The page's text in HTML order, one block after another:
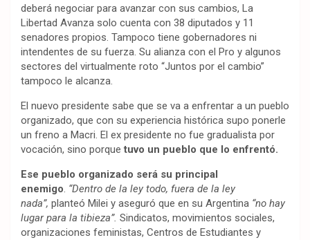
deberá negociar para avanzar con sus cambios, La
Libertad Avanza solo cuenta con 38 diputados y 11
senadores propios. Tampoco tiene gobernadores ni
intendentes de su fuerza. Su alianza con el Pro y algunos
sectores del virtualmente roto “Juntos por el cambio”
tampoco le alcanza.
El nuevo presidente sabe que se va a enfrentar a un pueblo
organizado, que con su experiencia histórica supo ponerle
un freno a Macri. El ex presidente no fue gradualista por
vocación, sino porque tuvo un pueblo que lo enfrentó.
Ese pueblo organizado será su principal
enemigo. “Dentro de la ley todo, fuera de la ley
nada”, planteó Milei y aseguró que en su Argentina “no hay
lugar para la tibieza”. Sindicatos, movimientos sociales,
organizaciones feministas, Centros de Estudiantes y